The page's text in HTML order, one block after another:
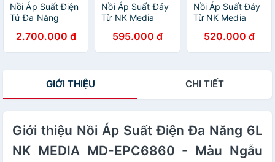
Nồi Áp Suất Điện
Tử Đa Năng
1000W, Bảo
Hành 12 Tháng, 1
2.700.000 đ
Nồi Áp Suất Đáy
Từ NK Media
MD-GPC24 (7 lít)
- Màu Ngẫu
595.000 đ
Nồi Áp Suất Đáy
Từ NK Media
MD-GPC20 (4 lít)
- Màu Ngẫu
520.000 đ
GIỚI THIỆU CHI TIẾT
Giới thiệu Nồi Áp Suất Điện Đa Năng 6L
NK MEDIA MD-EPC6860 - Màu Ngẫu